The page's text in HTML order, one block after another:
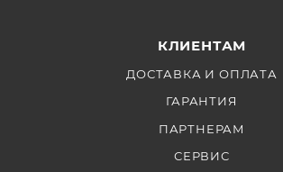
КЛИЕНТАМ
ДОСТАВКА И ОПЛАТА
ГАРАНТИЯ
ПАРТНЕРАМ
СЕРВИС